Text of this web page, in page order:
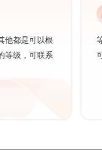
他都是可以根
等级，可联系